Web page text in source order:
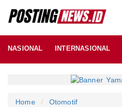
NASIONAL INTERNASIONAL
Home Otomotif